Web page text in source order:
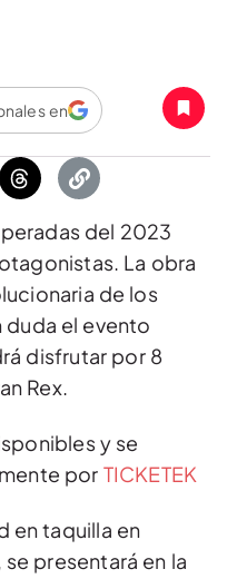
en
del 2023
La obra
de los
duda el evento
disfrutar por 8
Rex.
y se
por TICKETEK
en taquilla en
presentará en la